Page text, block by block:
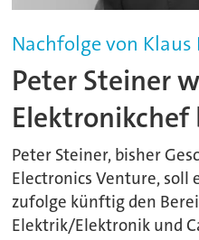
Nachfolge von
Peter Steiner
Elektronikchef
Peter Steiner, bisher
Electronics Venture,
zufolge künftig den
Elektrik/Elektronik und